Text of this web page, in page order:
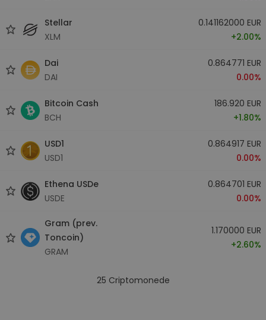
Stellar
XLM
0.141162000 EUR
+2.00%
Dai
DAI
0.864771 EUR
0.00%
Bitcoin Cash
BCH
186.920 EUR
+1.80%
USD1
USD1
0.864917 EUR
0.00%
Ethena USDe
USDE
0.864701 EUR
0.00%
Gram (prev.
Toncoin)
GRAM
1.170000 EUR
+2.60%
25 Criptomonede